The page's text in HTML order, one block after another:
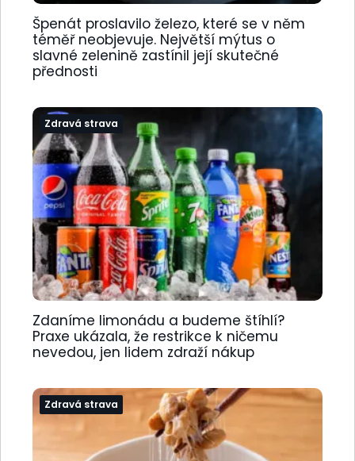
Špenát proslavilo železo, které se v něm
téměř neobjevuje. Největší mýtus o
slavné zelenině zastínil její skutečné
přednosti
Zdravá strava
Zdaníme limonádu a budeme štíhlí?
Praxe ukázala, že restrikce k ničemu
nevedou, jen lidem zdraží nákup
Zdravá strava